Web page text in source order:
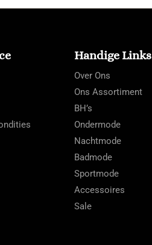
Handige Links
Over Ons
Ons Assortiment
BH’s
Ondermode
Nachtmode
Badmode
Sportmode
Accessoires
Sale